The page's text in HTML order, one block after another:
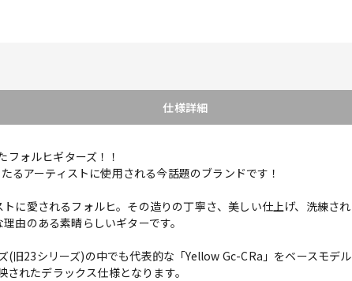
仕様詳細
ォルヒギターズ！！
るアーティストに使用される今話題のブランドです！
に愛されるフォルヒ。その造りの丁寧さ、美しい仕上げ、洗練され
由のある素晴らしいギターです。
旧23シリーズ)の中でも代表的な「Yellow Gc-CRa」をベースモデル
れたデラックス仕様となります。